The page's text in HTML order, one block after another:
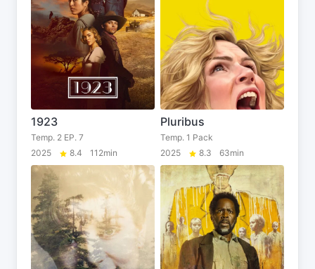
1923
Temp. 2 EP. 7
2025
8.4 112min
Pluribus
Temp. 1 Pack
2025
8.3 63min